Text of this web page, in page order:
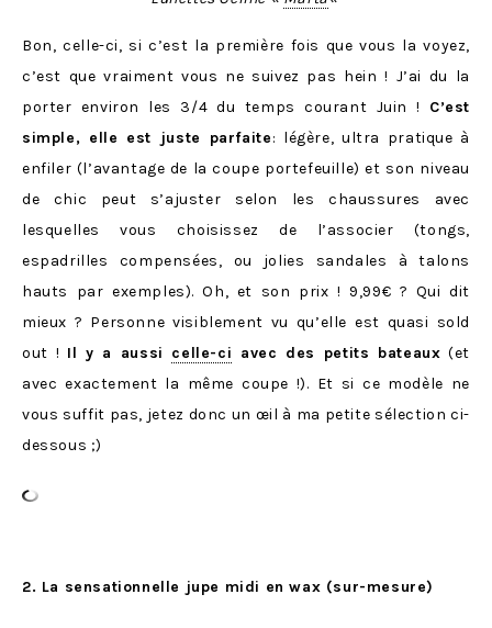
Bon, celle-ci, si c’est la première fois que vous la voyez,
c’est que vraiment vous ne suivez pas hein ! J’ai du la
porter environ les 3/4 du temps courant Juin ! C’est
simple, elle est juste parfaite: légère, ultra pratique à
enfiler (l’avantage de la coupe portefeuille) et son niveau
de chic peut s’ajuster selon les chaussures avec
lesquelles vous choisissez de l’associer (tongs,
espadrilles compensées, ou jolies sandales à talons
hauts par exemples). Oh, et son prix ! 9,99€ ? Qui dit
mieux ? Personne visiblement vu qu’elle est quasi sold
out ! Il y a aussi celle-ci avec des petits bateaux (et
avec exactement la même coupe !). Et si ce modèle ne
vous suffit pas, jetez donc un œil à ma petite sélection ci-
dessous ;)
2. La sensationnelle jupe midi en wax (sur-mesure)